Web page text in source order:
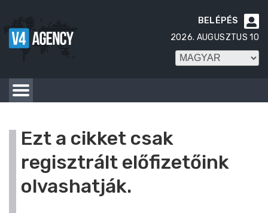

BELÉPÉS
2026. AUGUSZTUS 10
Ezt a cikket csak
regisztrált előfizetőink
olvashatják.